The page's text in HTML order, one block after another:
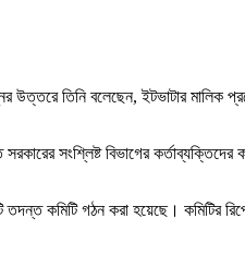
উত্তরে তিনি বলেছেন, ইটভাটার মালিক
সংশ্লিষ্ট বিভাগের কর্তাব্যক্তিদের
কমিটি গঠন করা হয়েছে। কমিটির